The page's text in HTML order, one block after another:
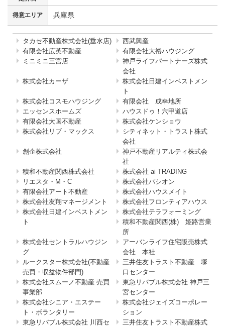
得意エリア 兵庫県
タカセ不動産株式会社(垂水店)
西武興産
有限会社広英不動産
有限会社大裕ハウジング
ミニミニ三宮店
神戸ライフパートナーズ株式
会社
株式会社カーザ
株式会社日建インベストメン
ト
株式会社コスモハウジング
有限会社 成幸地所
エッセンスホームズ
ハウスドゥ！六甲道店
有限会社大国不動産
株式会社ケンショウ
株式会社リブ・マックス
シティネット・トラスト株式
会社
創企株式会社
神戸不動産リアルティ株式会
社
積和不動産関西株式会社
株式会社 ai TRADING
リエスタ・M・C
株式会社パシオン
有限会社アート不動産
株式会社ハウスメイト
株式会社友翔マネージメント
株式会社フロンティアハウス
株式会社日建インベストメン
ト
株式会社テラフォーミング
積和不動産関西(株) 姫路営業
所
株式会社セントラルハウジン
グ
アーバンライフ住宅販売株式
会社 本社
ルークスター株式会社(不動産
売買・収益物件部門)
三井住友トラスト不動産 塚
口センター
株式会社スムーノ不動産 売買
事業部
東急リバブル株式会社 神戸三
宮センター
株式会社シニア・エステー
ト・ボランタリー
株式会社ジェイズコーポレー
ション
東急リバブル株式会社 川西セ
三井住友トラスト不動産株式